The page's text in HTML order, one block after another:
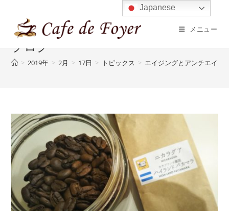
メニュー
ブログ
> 2019年 > 2月 > 17日 > トピックス > エイジングとアンチエイジ
Japanese